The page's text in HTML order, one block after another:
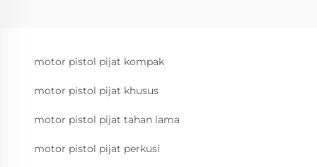
motor pistol pijat kompak
motor pistol pijat khusus
motor pistol pijat tahan lama
motor pistol pijat perkusi